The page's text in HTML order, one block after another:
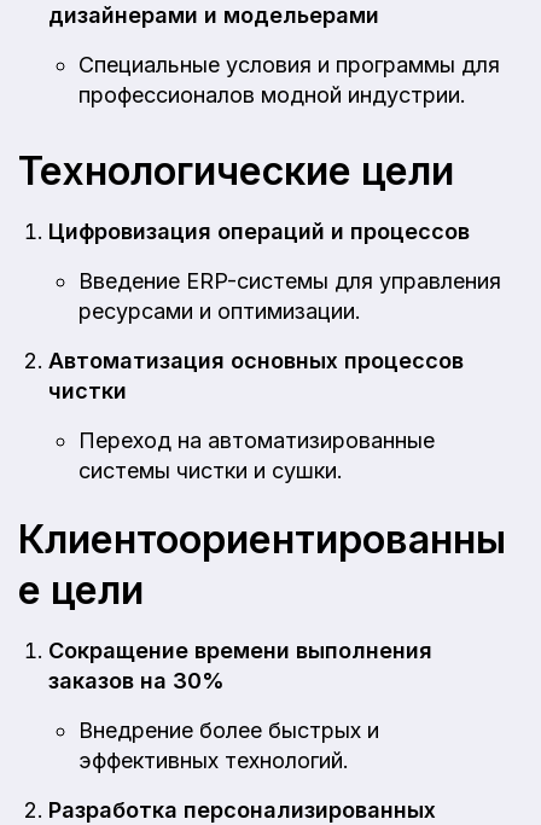
дизайнерами и модельерами
Специальные условия и программы для
профессионалов модной индустрии.
Технологические цели
Цифровизация операций и процессов
Введение ERP-системы для управления
ресурсами и оптимизации.
Автоматизация основных процессов
чистки
Переход на автоматизированные
системы чистки и сушки.
Клиентоориентированны
е цели
Сокращение времени выполнения
заказов на 30%
Внедрение более быстрых и
эффективных технологий.
Разработка персонализированных